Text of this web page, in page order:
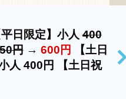
平日限定】小人400
円→ 600円
【土日
人 400円
【土日祝
>